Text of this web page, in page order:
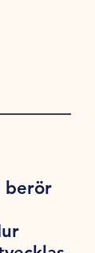
berör